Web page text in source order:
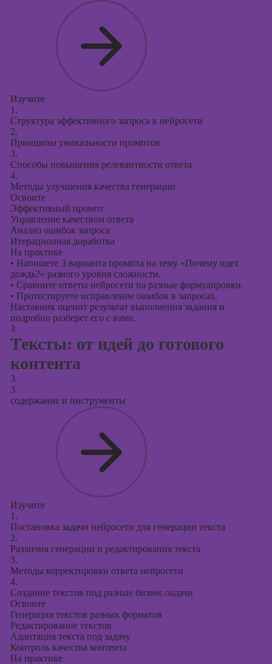
Изучите
1.
Структура эффективного запроса к нейросети
2.
Принципы уникальности промптов
3.
Способы повышения релевантности ответа
4.
Методы улучшения качества генерации
Освоите
Эффективный промпт
Управление качеством ответа
Анализ ошибок запроса
Итерационная доработка
На практике
• Напишете 3 варианта промпта на тему «Почему идет
дождь?» разного уровня сложности.
• Сравните ответы нейросети на разные формулировки.
• Протестируете исправление ошибок в запросах.
Наставник оценит результат выполнения задания и
подробно разберет его с вами.
3
Тексты: от идей до готового
контента
3
3
содержание и инструменты
Изучите
1.
Постановка задачи нейросети для генерации текста
2.
Различия генерации и редактирования текста
3.
Методы корректировки ответа нейросети
4.
Создание текстов под разные бизнес-задачи
Освоите
Генерация текстов разных форматов
Редактирование текстов
Адаптация текста под задачу
Контроль качества контента
На практике